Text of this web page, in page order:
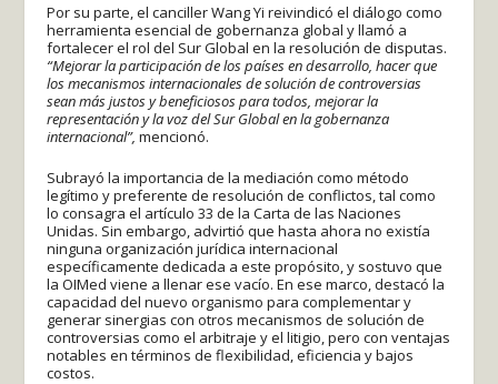
Por su parte, el canciller Wang Yi reivindicó el diálogo como
herramienta esencial de gobernanza global y llamó a
fortalecer el rol del Sur Global en la resolución de disputas.
“Mejorar la participación de los países en desarrollo, hacer que
los mecanismos internacionales de solución de controversias
sean más justos y beneficiosos para todos, mejorar la
representación y la voz del Sur Global en la gobernanza
internacional”,mencionó.
Subrayó la importancia de la mediación como método
legítimo y preferente de resolución de conflictos, tal como
lo consagra el artículo 33 de la Carta de las Naciones
Unidas. Sin embargo, advirtió que hasta ahora no existía
ninguna organización jurídica internacional
específicamente dedicada a este propósito, y sostuvo que
la OIMed viene a llenar ese vacío. En ese marco, destacó la
capacidad del nuevo organismo para complementar y
generar sinergias con otros mecanismos de solución de
controversias como el arbitraje y el litigio, pero con ventajas
notables en términos de flexibilidad, eficiencia y bajos
costos.